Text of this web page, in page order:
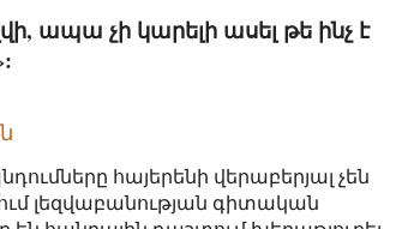
ապա չի կարելի ասել թե ինչ է
հայերենի վերաբերյալ չեն
լեզվաբանության գիտական